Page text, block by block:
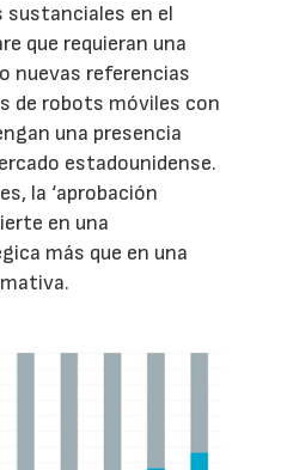
sustanciales en el
que requieran una
nuevas referencias
de robots móviles con
una presencia
estadounidense.
la ‘aprobación
en una
más que en una